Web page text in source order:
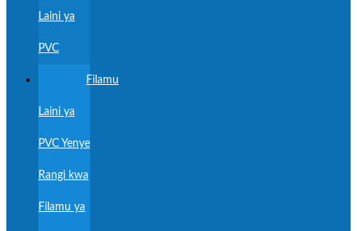
Laini ya
PVC
Filamu
Laini ya
PVC Yenye
Rangi kwa
Filamu ya